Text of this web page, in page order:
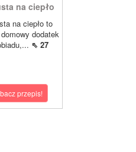
na ciepło
na ciepło to
dodatek
⇖ 27
przepis!